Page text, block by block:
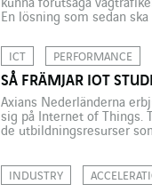
kunna förutsäga
En lösning som sedan
RD993 […]
ICT PERFORMANCE
SÅ FRÄMJAR IOT
Axians Nederländerna
sig på Internet of Things.
de utbildningsresurser
INDUSTRY